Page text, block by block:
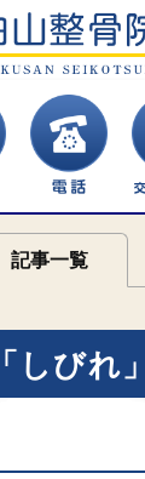
記事一覧
しびれ